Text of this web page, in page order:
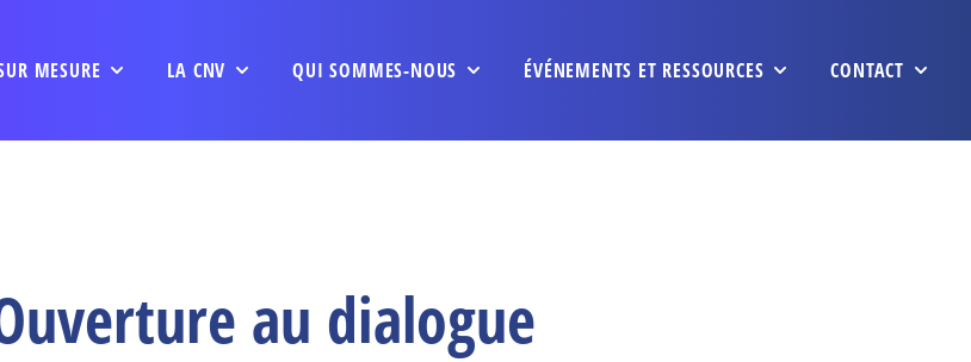
MESURE LA CNV QUI SOMMES-NOUS ÉVÉNEMENTS ET RESSOURCES CONTACT
au dialogue